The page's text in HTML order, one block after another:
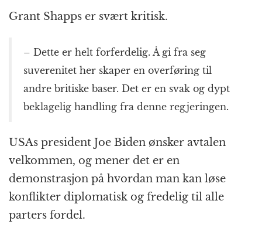
Grant Shapps er svært kritisk.
– Dette er helt forferdelig. Å gi fra seg
suverenitet her skaper en overføring til
andre britiske baser. Det er en svak og dypt
beklagelig handling fra denne regjeringen.
USAs president Joe Biden ønsker avtalen
velkommen, og mener det er en
demonstrasjon på hvordan man kan løse
konflikter diplomatisk og fredelig til alle
parters fordel.